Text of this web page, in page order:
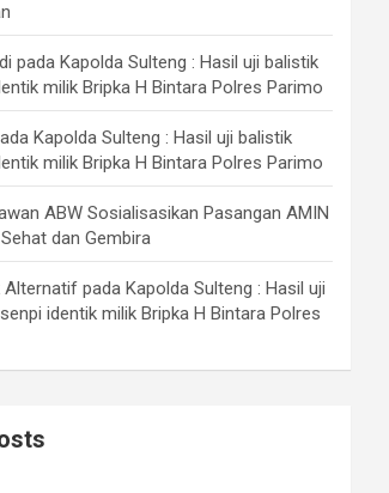
pada Kapolda Sulteng : Hasil uji balistik
milik Bripka H Bintara Polres Parimo
Kapolda Sulteng : Hasil uji balistik
milik Bripka H Bintara Polres Parimo
ABW Sosialisasikan Pasangan AMIN
dan Gembira
Alternatif pada Kapolda Sulteng : Hasil uji
identik milik Bripka H Bintara Polres